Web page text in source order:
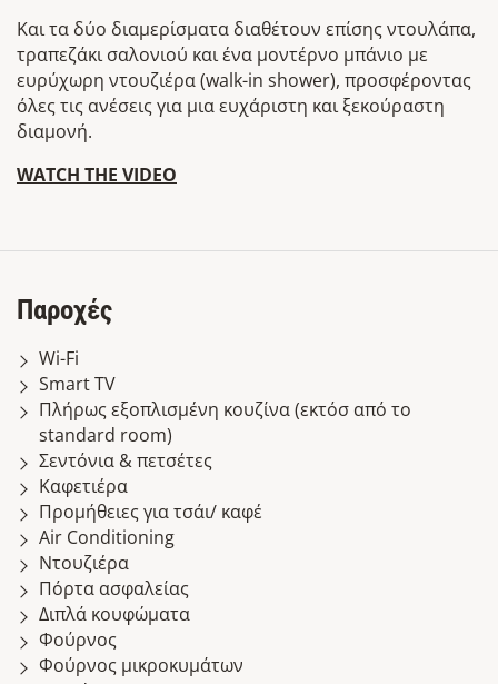
Και τα δύο διαμερίσματα διαθέτουν επίσης ντουλάπα,
τραπεζάκι σαλονιού και ένα μοντέρνο μπάνιο με
ευρύχωρη ντουζιέρα (walk-in shower), προσφέροντας
όλες τις ανέσεις για μια ευχάριστη και ξεκούραστη
διαμονή.
WATCH THE VIDEO
Παροχές
Wi-Fi
Smart TV
Πλήρως εξοπλισμένη κουζίνα (εκτόσ από το
standard room)
Σεντόνια & πετσέτες
Καφετιέρα
Προμήθειες για τσάι/ καφέ
Air Conditioning
Ντουζιέρα
Πόρτα ασφαλείας
Διπλά κουφώματα
Φούρνος
Φούρνος μικροκυμάτων